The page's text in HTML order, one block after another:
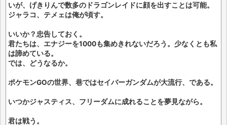
いが、げきりんで数多のドラゴンレイドに顔を出すことは可能。
ジャラコ、テメェは俺が頃す。
いいか？忠告しておく。
君たちは、エナジーを1000も集めきれないだろう。少なくとも私
は諦めている。
では、どうなるか。
ポケモンGOの世界、巷ではセイバーガンダムが大流行、である。
いつかジャスティス、フリーダムに成れることを夢見ながら。
君は戦う。